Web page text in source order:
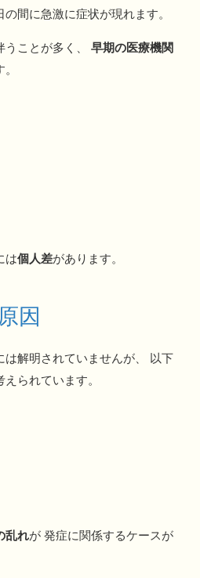
間に急激に症状が現れます。
ことが多く、 早期の医療機関
は個人差があります。
因
は解明されていませんが、 以下
られています。
乱れが 発症に関係するケースが